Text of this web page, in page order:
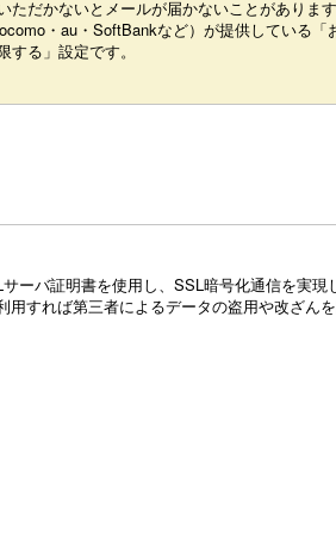
ただかないとメールが届かないことがあります
・au・SoftBankなど）が提供している「
る」設定です。
ーバ証明書を使用し、SSL暗号化通信を実
すれば第三者によるデータの盗用や改ざん